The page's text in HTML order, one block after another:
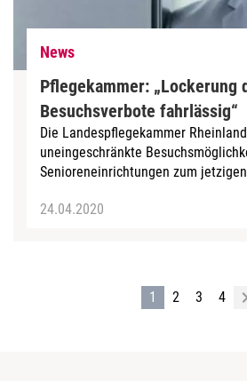
News
Pflegekammer: „Lockerung
Besuchsverbote fahrlässig“
Die Landespflegekammer
uneingeschränkte
Senioreneinrichtungen zum
24.04.2020
1 2 3 4